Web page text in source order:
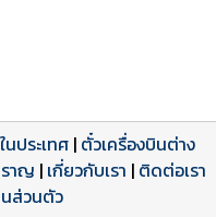
หน้าเต็ม
เต็ม
ประเทศ| ตั๋วเครื่องบินต่าง
ราญ | เกี่ยวกับเรา | ติดต่อเรา
ส่วนตัว